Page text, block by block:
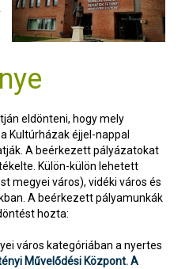
eldönteni, hogy mely
Kultúrházak éjjel-nappal
A beérkezett pályázatokat
Külön-külön lehetett
megyei város), vidéki város és
A beérkezett pályamunkák
hozta:
város kategóriában a nyertes
Művelődési Központ. A